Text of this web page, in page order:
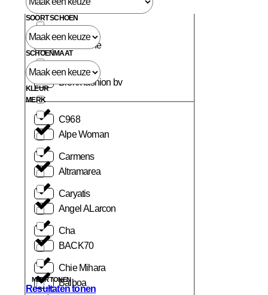
Birkenstock
Blackstone
Bronx fashion bv
C968
Carmens
Caryatis
Cha
Chie Mihara
SOORT SCHOEN
SCHOENMAAT
KLEUR
MERK
Alpe Woman
Altramarea
Angel ALarcon
BACK70
Balboa
MEER TONEN
Resultaten tonen